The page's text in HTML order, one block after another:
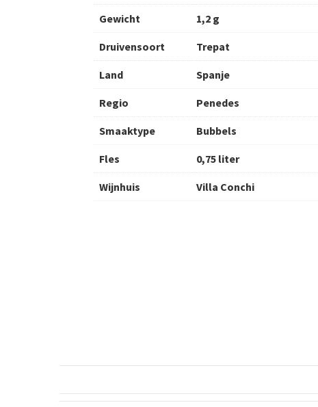
Gewicht 1,2 g
Druivensoort Trepat
Land Spanje
Regio Penedes
Smaaktype Bubbels
Fles 0,75 liter
Wijnhuis Villa Conchi